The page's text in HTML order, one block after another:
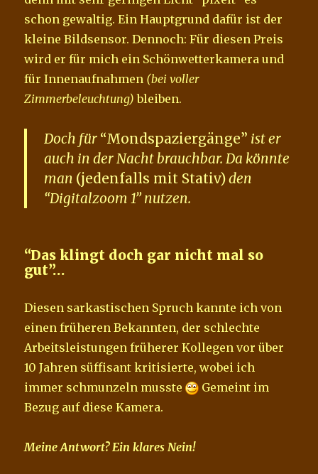
schon gewaltig. Ein Hauptgrund dafür ist der
kleine Bildsensor. Dennoch: Für diesen Preis
wird er für mich ein Schönwetterkamera und
für Innenaufnahmen (bei voller
Zimmerbeleuchtung) bleiben.
Doch für “Mondspaziergänge” ist er
auch in der Nacht brauchbar. Da könnte
man (jedenfalls mit Stativ)den
“Digitalzoom 1” nutzen.
“Das klingt doch gar nicht mal so
gut”…
Diesen sarkastischen Spruch kannte ich von
einen früheren Bekannten, der schlechte
Arbeitsleistungen früherer Kollegen vor über
10 Jahren süffisant kritisierte, wobei ich
immer schmunzeln musste
Gemeint im
Bezug auf diese Kamera.
Meine Antwort? Ein klares Nein!